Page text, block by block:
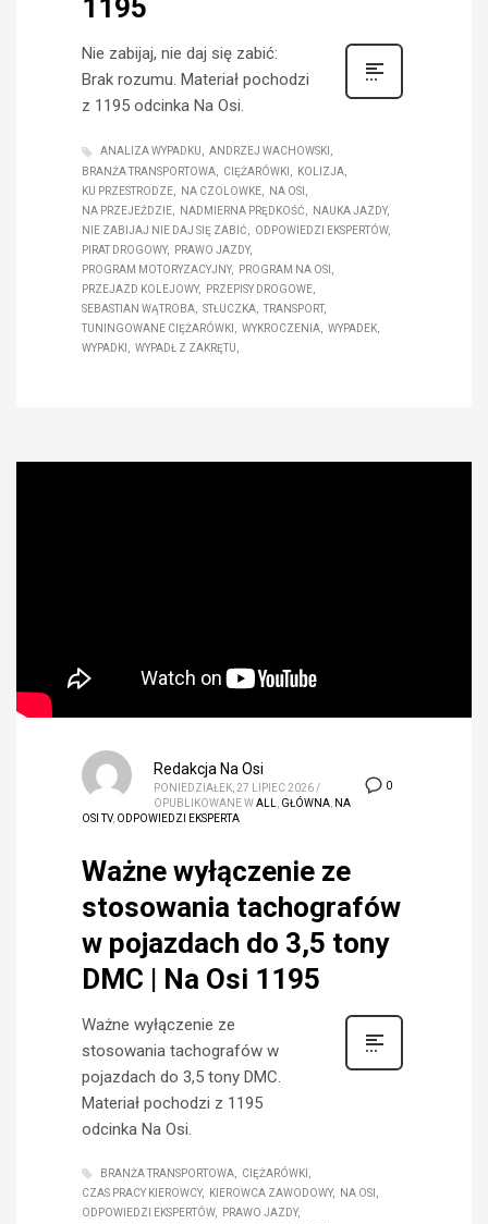
1195
Nie zabijaj, nie daj się zabić:
Brak rozumu. Materiał pochodzi
z 1195 odcinka Na Osi.
ANALIZA WYPADKU
ANDRZEJ WACHOWSKI
BRANŻA TRANSPORTOWA
CIĘŻARÓWKI
KOLIZJA
KU PRZESTRODZE
NA CZOLOWKE
NA OSI
NA PRZEJEŹDZIE
NADMIERNA PRĘDKOŚĆ
NAUKA JAZDY
NIE ZABIJAJ NIE DAJ SIĘ ZABIĆ
ODPOWIEDZI EKSPERTÓW
PIRAT DROGOWY
PRAWO JAZDY
PROGRAM MOTORYZACYJNY
PROGRAM NA OSI
PRZEJAZD KOLEJOWY
PRZEPISY DROGOWE
SEBASTIAN WĄTROBA
STŁUCZKA
TRANSPORT
TUNINGOWANE CIĘŻARÓWKI
WYKROCZENIA
WYPADEK
WYPADKI
WYPADŁ Z ZAKRĘTU
0
Redakcja Na Osi
PONIEDZIAŁEK, 27 LIPIEC 2026 /
OPUBLIKOWANE WALL GŁÓWNA NA
OSI TV, ODPOWIEDZI EKSPERTA
Ważne wyłączenie ze
stosowania tachografów
w pojazdach do 3,5 tony
DMC | Na Osi 1195
Ważne wyłączenie ze
stosowania tachografów w
pojazdach do 3,5 tony DMC.
Materiał pochodzi z 1195
odcinka Na Osi.
BRANŻA TRANSPORTOWA
CIĘŻARÓWKI
CZAS PRACY KIEROWCY
KIEROWCA ZAWODOWY
NA OSI
ODPOWIEDZI EKSPERTÓW
PRAWO JAZDY